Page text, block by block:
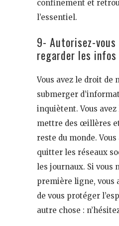
confinement et
l’essentiel.
9- Autorisez-vous
regarder les infos
Vous avez le droit de
submerger
inquiètent. Vous
mettre des œillères
reste du monde.
quitter les réseaux
les journaux. Si vous
première ligne, vous
de vous protéger
autre chose :